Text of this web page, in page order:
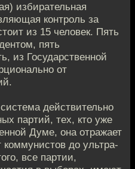
избирательная
контроль за
из 15 человек. Пять
пять
из Государственной
от
действительно
партий, тех, кто уже
Думе, она отражает
до ультра-
все партии,